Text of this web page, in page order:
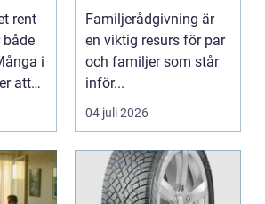
rent
i
att
stöd för relationer
i kris
Familjerådgivning är
en viktig resurs för par
och familjer som står
inför...
04 juli 2026